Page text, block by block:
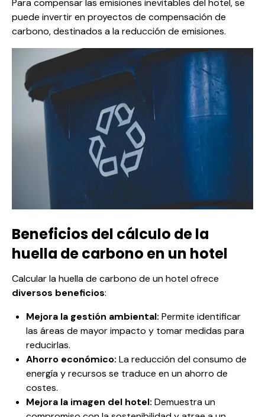
Para compensar las emisiones inevitables del hotel, se
puede invertir enproyectos de compensación de
carbono, destinados a la reducción de emisiones.
Beneficios del cálculo de la
huella de carbono en un hotel
Calcular la huella de carbono de un hotel ofrece
diversos beneficios:
Mejora la gestión ambiental: Permite identificar
las áreas de mayor impacto y tomar medidas para
reducirlas.
Ahorro económico: La reducción del consumo de
energía y recursos se traduce en un ahorro de
costes.
Mejora la imagen del hotel: Demuestra un